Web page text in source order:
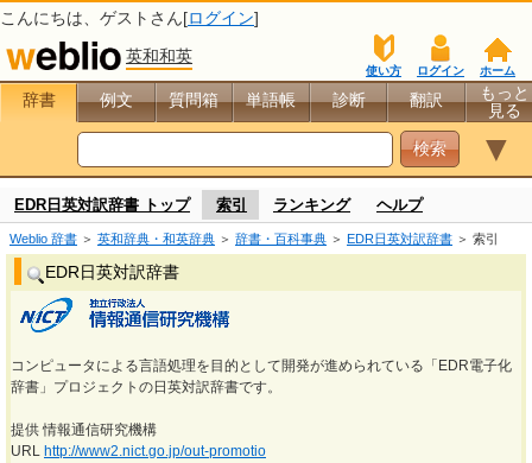
こんにちは、 ゲスト さん[ログイン]
英和和英
ホーム
ログイン
使い方
辞書 例文 質問箱 単語帳 診断 翻訳
もっと
見る
▼
EDR日英対訳辞書 トップ 索引 ランキング ヘルプ
Weblio 辞書 ＞ 英和辞典・和英辞典 ＞ 辞書・百科事典 ＞ EDR日英対訳辞書 ＞ 索引
EDR日英対訳辞書
コンピュータによる言語処理を目的として開発が進められている「EDR電子化
辞書」プロジェクトの日英対訳辞書です。
提供 情報通信研究機構
URL http://www2.nict.go.jp/out-promotio